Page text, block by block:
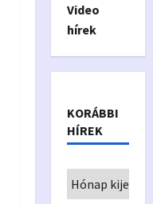
Video
hírek
KORÁBBI
HÍREK